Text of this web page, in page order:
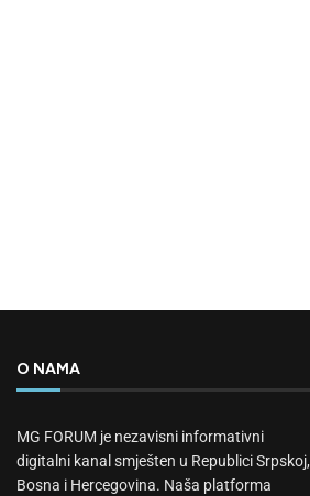
O NAMA
MG FORUM je nezavisni informativni
digitalni kanal smješten u Republici Srpskoj,
Bosna i Hercegovina. Naša platforma